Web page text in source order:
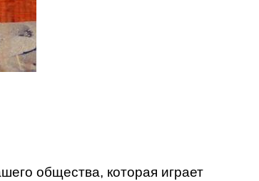
общества, которая играет